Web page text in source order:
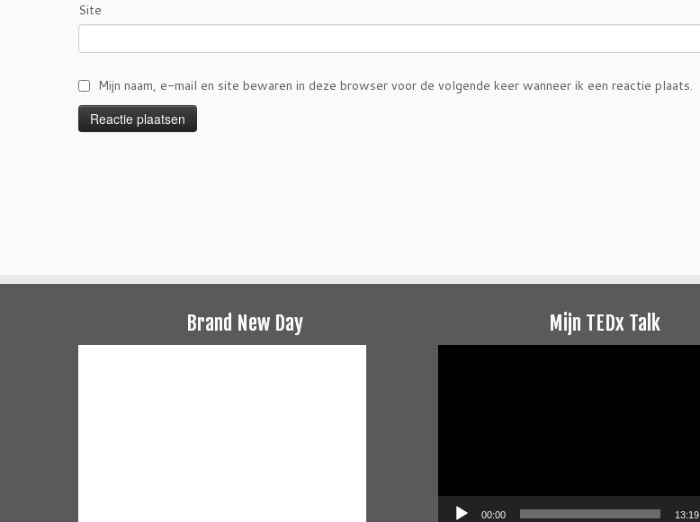
Site
Mijn naam, e-mail en site bewaren in deze browser voor de volgende keer wanneer ik een reactie plaats.
Brand New Day Mijn TEDx Talk
00:00 13:19